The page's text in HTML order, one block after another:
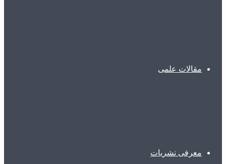
مقالات علمی
معرفی نشریات